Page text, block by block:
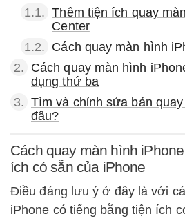
1.1. Thêm tiện ích quay
Center
1.2. Cách quay màn hình
2. Cách quay màn hình
dụng thứ ba
3. Tìm và chỉnh sửa bản
đâu?
Cách quay màn hình
ích có sẵn của iPhone
Điều đáng lưu ý ở đây là với
iPhone có tiếng bằng tiện ích